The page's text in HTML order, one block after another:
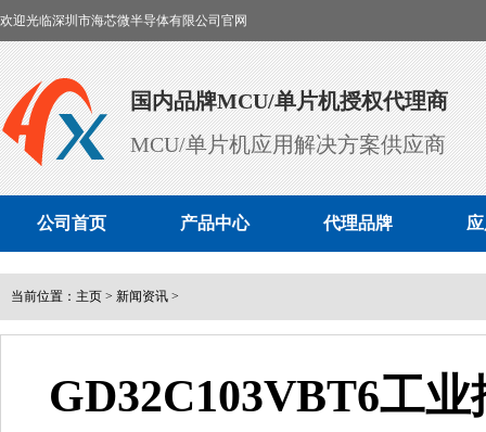
欢迎光临深圳市海芯微半导体有限公司官网
国内品牌MCU/单片机授权代理商
MCU/单片机应用解决方案供应商
公司首页 产品中心 代理品牌
当前位置： 主页 > 新闻资讯 >
GD32C103VBT6工